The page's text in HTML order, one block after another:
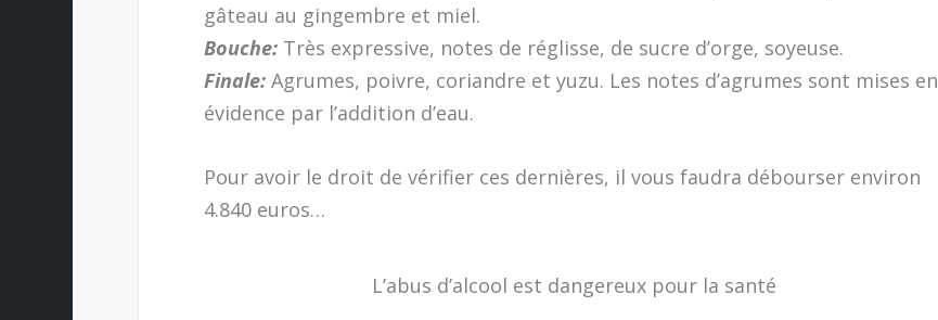
gâteau au gingembre et miel.
Bouche:Très expressive, notes de réglisse, de sucre d’orge, soyeuse.
Finale:Agrumes, poivre, coriandre et yuzu. Les notes d’agrumes sont mises en
évidence par l’addition d’eau.
Pour avoir le droit de vérifier ces dernières, il vous faudra débourser environ
4.840 euros…
L’abus d’alcool est dangereux pour la santé